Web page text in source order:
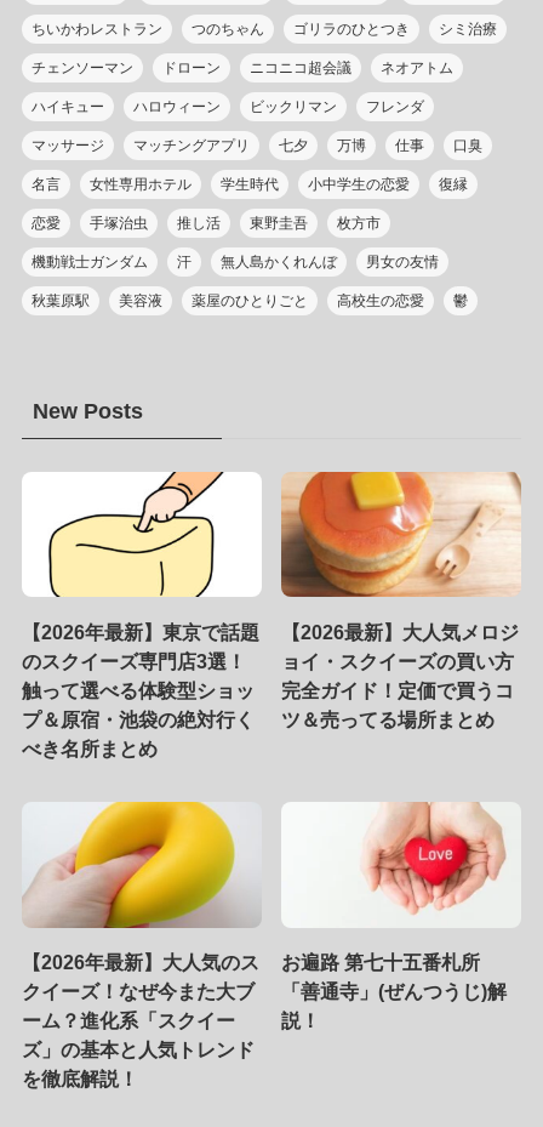
ちいかわレストラン つのちゃん ゴリラのひとつき シミ治療
チェンソーマン ドローン ニコニコ超会議 ネオアトム
ハイキュー ハロウィーン ビックリマン フレンダ
マッサージ マッチングアプリ 七夕 万博 仕事 口臭
名言 女性専用ホテル 学生時代 小中学生の恋愛 復縁
恋愛 手塚治虫 推し活 東野圭吾 枚方市
機動戦士ガンダム 汗 無人島かくれんぼ 男女の友情
秋葉原駅 美容液 薬屋のひとりごと 高校生の恋愛 鬱
New Posts
【2026年最新】東京で話題
のスクイーズ専門店3選！
触って選べる体験型ショッ
プ＆原宿・池袋の絶対行く
べき名所まとめ
【2026最新】大人気メロジ
ョイ・スクイーズの買い方
完全ガイド！定価で買うコ
ツ＆売ってる場所まとめ
【2026年最新】大人気のス
クイーズ！なぜ今また大ブ
ーム？進化系「スクイー
ズ」の基本と人気トレンド
を徹底解説！
お遍路 第七十五番札所
「善通寺」(ぜんつうじ)解
説！